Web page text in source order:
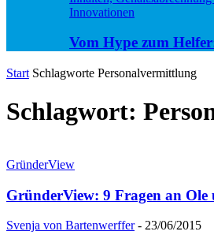
Innovationen
Vom Hype zum
Start Schlagworte Personalvermittlung
Schlagwort:
GründerView
GründerView: 9 Fragen an Ole
Svenja von Bartenwerffer - 23/06/2015